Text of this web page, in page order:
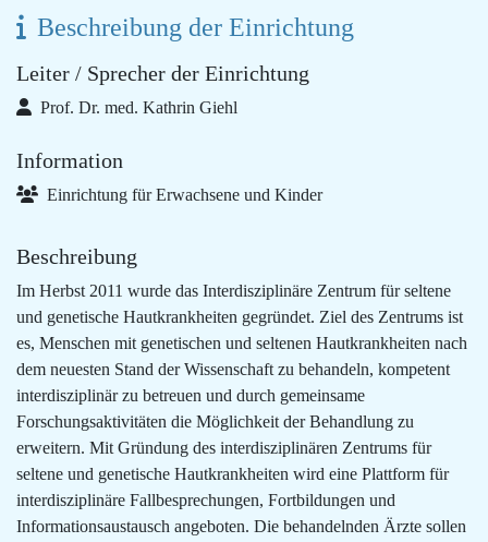
Beschreibung der Einrichtung
Leiter / Sprecher der Einrichtung
Prof. Dr. med. Kathrin Giehl
Information
Einrichtung für Erwachsene und Kinder
Beschreibung
Im Herbst 2011 wurde das Interdisziplinäre Zentrum für seltene
und genetische Hautkrankheiten gegründet. Ziel des Zentrums ist
es, Menschen mit genetischen und seltenen Hautkrankheiten nach
dem neuesten Stand der Wissenschaft zu behandeln, kompetent
interdisziplinär zu betreuen und durch gemeinsame
Forschungsaktivitäten die Möglichkeit der Behandlung zu
erweitern. Mit Gründung des interdisziplinären Zentrums für
seltene und genetische Hautkrankheiten wird eine Plattform für
interdisziplinäre Fallbesprechungen, Fortbildungen und
Informationsaustausch angeboten. Die behandelnden Ärzte sollen